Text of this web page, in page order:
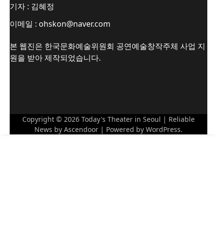
기자 : 김혜정
이메일 : ohskon@naver.com
본 웹진은 한국문화예술위원회 공연예술창작주체 사업 지
원을 받아 제작되었습니다.
Copyright © 2026 Today's Theater in Seoul | Reliable
News by Ascendoor | Powered by WordPress.